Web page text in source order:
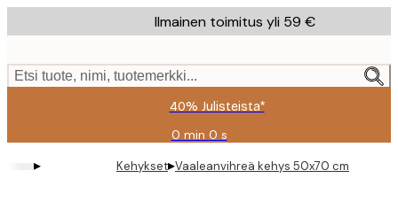
to
content.
Ilmainen toimitus yli 59 €
Etsi tuote, nimi, tuotemerkki...
40% Julisteista*
0 min 0 s
Voimassa
2026-
▸ Kehykset▸Vaaleanvihreä kehys 50x70 cm